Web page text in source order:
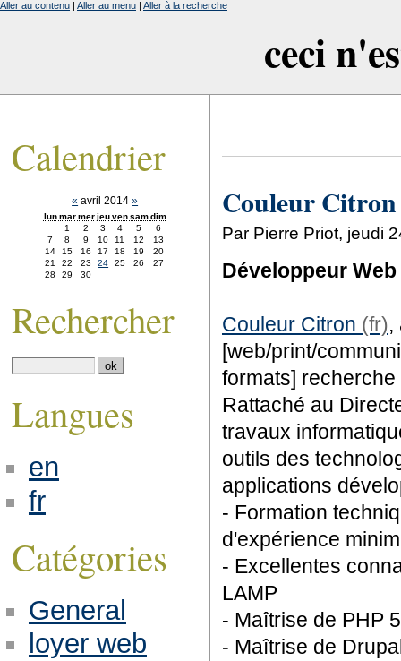
ceci
Aller au contenu | Aller au menu | Aller à la recherche
Couleur
Par Pierre Priot, jeudi
Développeur
Couleur Citron
,
[web/print/
formats]
Rattaché au
travaux
outils des
applications
- Formation
d'expérience
- Excellentes
LAMP
- Maîtrise de PHP
- Maîtrise de
Calendrier
« avril 2014»
lun mar mer jeu ven sam dim
1
2 3 4 5
6
7
8 9 10 11 12
13
14
15 16 17 18 19
20
21
22 23 24 25 26
27
28
29 30
Rechercher
Langues
en
fr
Catégories
General
loyer web